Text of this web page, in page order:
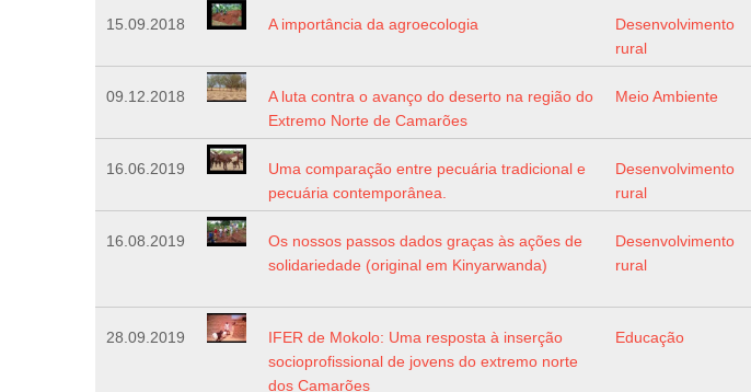
15.09.2018 A importância da agroecologia
Desenvolvimento
rural
09.12.2018
A luta contra o avanço do deserto na região do
Extremo Norte de Camarões
Meio Ambiente
16.06.2019
Uma comparação entre pecuária tradicional e
pecuária contemporânea.
Desenvolvimento
rural
16.08.2019
Os nossos passos dados graças às ações de
solidariedade (original em Kinyarwanda)
Desenvolvimento
rural
28.09.2019
IFER de Mokolo: Uma resposta à inserção
socioprofissional de jovens do extremo norte
dos Camarões
Educação